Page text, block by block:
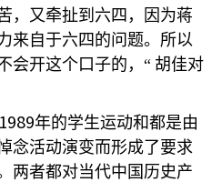
，又牵扯到六四，因为蒋
来自于六四的问题。所以
会开这个口子的，“ 胡佳对
1989年的学生运动和都是由
念活动演变而形成了要求
两者都对当代中国历史产